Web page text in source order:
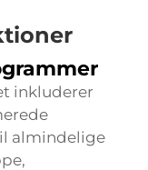
inkluderer
almindelige